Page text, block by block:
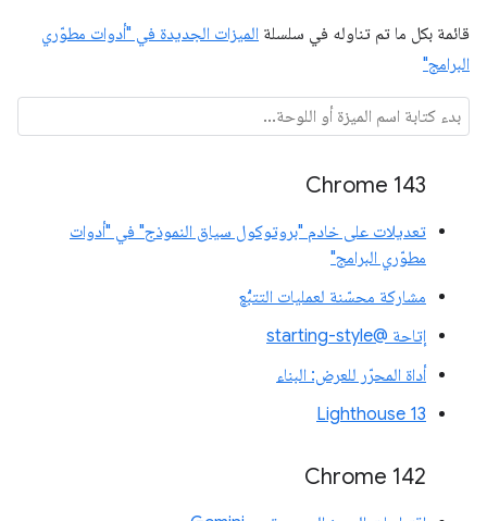
قائمة بكل ما تم تناوله في سلسلة الميزات الجديدة في "أدوات مطوّري
البرامج"
Chrome 143
تعديلات على خادم "بروتوكول سياق النموذج" في "أدوات
مطوّري البرامج"
مشاركة محسّنة لعمليات التتبُّع
إتاحة @starting-style
أداة المحرّر للعرض: البناء
Lighthouse 13
Chrome 142